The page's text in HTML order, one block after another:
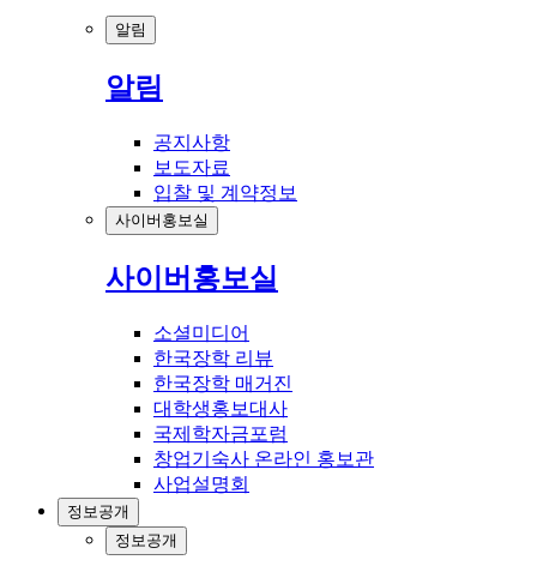
알림
알림
공지사항
보도자료
입찰 및 계약정보
사이버홍보실
사이버홍보실
소셜미디어
한국장학 리뷰
한국장학 매거진
대학생홍보대사
국제학자금포럼
창업기숙사 온라인 홍보관
사업설명회
정보공개
정보공개